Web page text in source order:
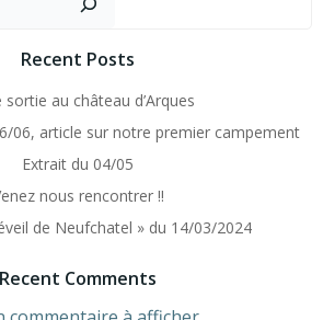
Recent Posts
au château d’Arques
06, article sur notre premier campement
Extrait du 04/05
nous rencontrer !!
de Neufchatel » du 14/03/2024
Recent Comments